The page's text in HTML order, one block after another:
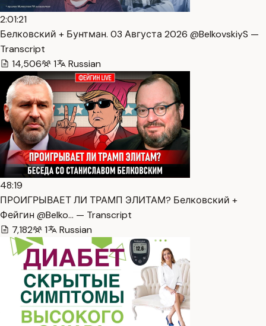
2:01:21
Белковский + Бунтман. 03 Августа 2026 @BelkovskiyS —
Transcript
14,506
1 Russian
48:19
ПРОИГРЫВАЕТ ЛИ ТРАМП ЭЛИТАМ? Белковский +
Фейгин @Belko… — Transcript
7,182
1 Russian